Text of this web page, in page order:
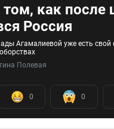
как после
Россия
Агамалиевой уже есть
Полевая
0 0